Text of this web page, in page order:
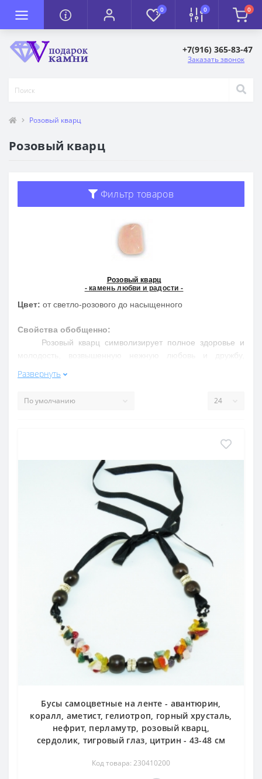
0 0 0
+7(916) 365-83-47
Заказать звонок
Розовый кварц
Розовый кварц
Фильтр товаров
Розовый кварц
- камень любви и радости -
Цвет: от светло-розового до насыщенного
Свойства обобщенно:
Розовый кварц символизирует полное здоровье и
молодость, возвышенную нежную любовь и дружбу,
систему, улучшает сон и настроение
Свойства подробнее:
способность к воспроизводству потомства. Снимает
состояние стресса, устраняет такие неприятные черты
характера, как злобность, вспыльчивость. Повышает
чувство уверенности в себе и творческое начало.
Пробуждает чувство сострадания, прощения, любви
Месторождения в России: Карелия, Алтай, Чита и др.
Месторождения за Рубежом: Казахстан, Средняя Азия,
Бразилия, Мадагаскар, США и др.
Развернуть
Бусы самоцветные на ленте - авантюрин,
коралл, аметист, гелиотроп, горный хрусталь,
нефрит, перламутр, розовый кварц,
сердолик, тигровый глаз, цитрин - 43-48 см
Код товара: 230410200